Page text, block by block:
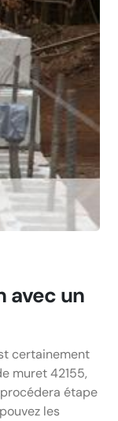
avec un
certainement
muret 42155,
procédera étape
les